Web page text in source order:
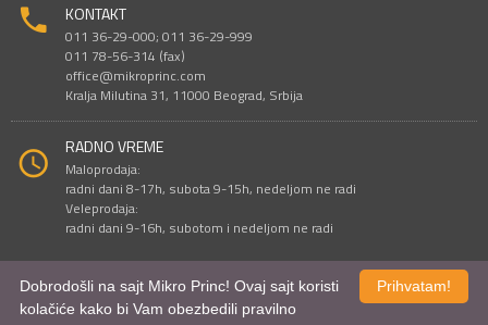
KONTAKT
011 36-29-000; 011 36-29-999
011 78-56-314 (fax)
office@mikroprinc.com
Kralja Milutina 31, 11000 Beograd, Srbija
RADNO VREME
Maloprodaja:
radni dani 8-17h, subota 9-15h, nedeljom ne radi
Veleprodaja:
radni dani 9-16h, subotom i nedeljom ne radi
Sve cene su iskazane u dinarima. PDV je uračunat u cenu.
© Mikro Princ 1999 - 2026. Sva prava su zadržana.
Prihvatam!
Dobrodošli na sajt Mikro Princ! Ovaj sajt koristi
kolačiće kako bi Vam obezbedili pravilno